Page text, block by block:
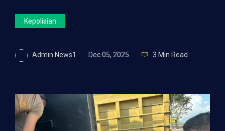
Kepolisian
Admin News1 Dec 05, 2025 3 Min Read